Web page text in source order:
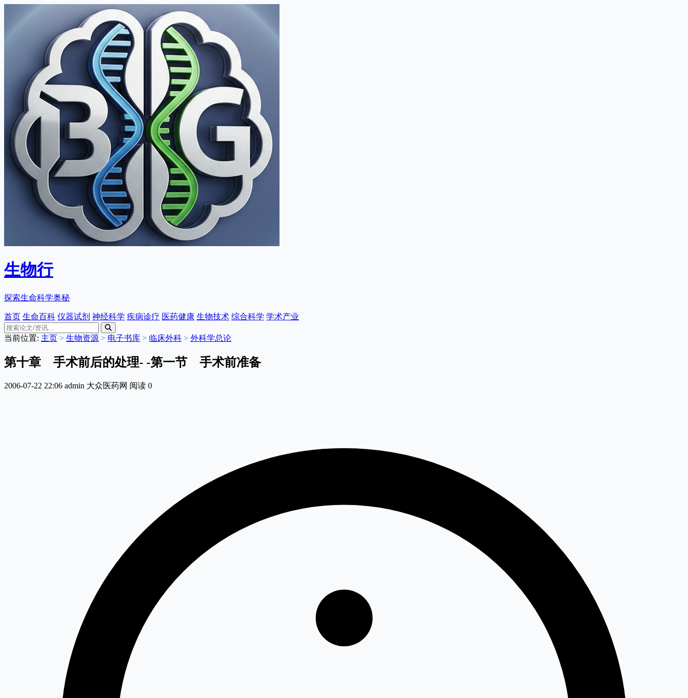
生物行
探索生命科学奥秘
首页 生命百科 仪器试剂 神经科学 疾病诊疗 医药健康 生物技术 综合科学 学术产业
当前位置: 主页 > 生物资源 > 电子书库 > 临床外科 > 外科学总论
第十章 手术前后的处理- -第一节 手术前准备
2006-07-22 22:06 admin 大众医药网 阅读 0